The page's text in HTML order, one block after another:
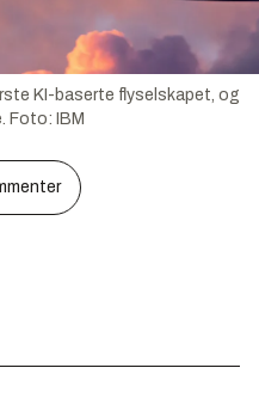
KI-baserte flyselskapet, og
Foto: IBM